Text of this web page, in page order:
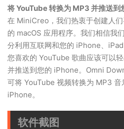
将 YouTube 转换为 MP3 并推送
在 MiniCreo，我们热衷于创建人
的 macOS 应用程序。我们相信我
分利用互联网和您的 iPhone、
您喜欢的 YouTube 歌曲应该可以
并推送到您的 iPhone。Omni
可将 YouTube 视频转换为 MP3 音
iPhone。
软件截图